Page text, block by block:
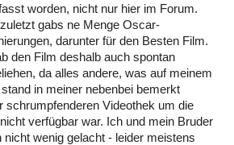
worden, nicht nur hier im Forum.
gabs ne Menge Oscar-
darunter für den Besten Film.
den Film deshalb auch spontan
da alles andere, was auf meinem
in meiner nebenbei bemerkt
schrumpfenderen Videothek um die
verfügbar war. Ich und mein Bruder
nicht wenig gelacht - leider meistens